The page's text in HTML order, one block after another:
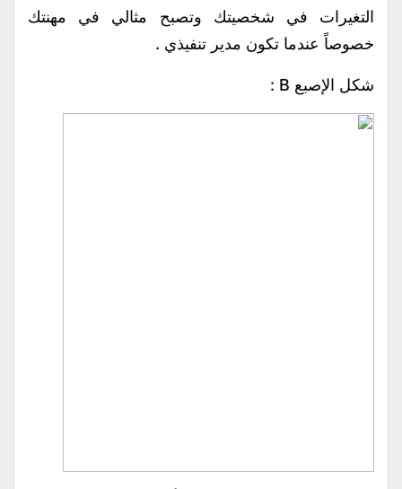
التغيرات في شخصيتك وتصبح مثالي في مهنتك
خصوصاً عندما تكون مدير تنفيذي .
شكل الإصبع B :